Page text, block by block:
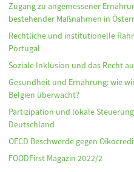
Zugang zu angemessener
bestehender Maßnahmen in
Rechtliche und institutionelle
Portugal
Soziale Inklusion und das Recht
Gesundheit und Ernährung: wie
Belgien überwacht?
Partizipation und lokale
Deutschland
OECD Beschwerde gegen
FOODFirst Magazin 2022/2